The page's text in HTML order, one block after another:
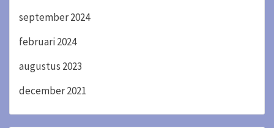
september 2024
februari 2024
augustus 2023
december 2021